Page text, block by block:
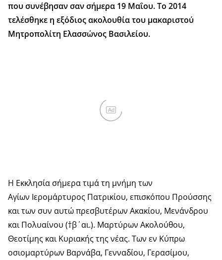
που συνέβησαν σαν σήμερα 19 Μαΐου. Το 2014
τελέσθηκε η εξόδιος ακολουθία του μακαριστού
Μητροπολίτη Ελασσώνος Βασιλείου.
Ad
Η Εκκλησία σήμερα τιμά τη μνήμη των
Αγίων Ιερομάρτυρος Πατρικίου, επισκόπου Προύσσης
και των συν αυτώ πρεσβυτέρων Ακακίου, Μενάνδρου
και Πολυαίνου (†β΄αι.). Μαρτύρων Ακολούθου,
Θεοτίμης και Κυριακής της νέας. Των εν Κύπρω
οσιομαρτύρων Βαρνάβα, Γενναδίου, Γερασίμου,